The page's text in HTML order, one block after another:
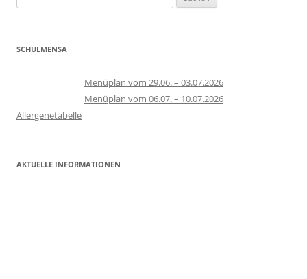
nach:
SCHULMENSA
Menüplan vom 29.06. – 03.07.2026
Menüplan vom 06.07. – 10.07.2026
Allergenetabelle
AKTUELLE INFORMATIONEN